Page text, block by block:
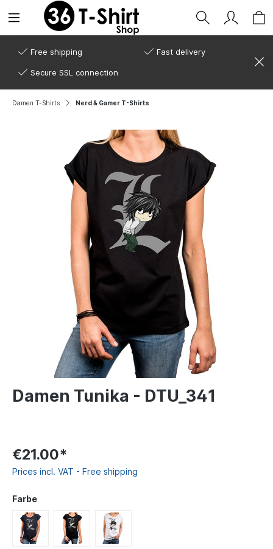
Free shipping Fast delivery
Secure SSL connection
Damen T-Shirts Nerd & Gamer T-Shirts
Damen Tunika - DTU_341
€21.00*
Prices incl. VAT - Free shipping
Farbe